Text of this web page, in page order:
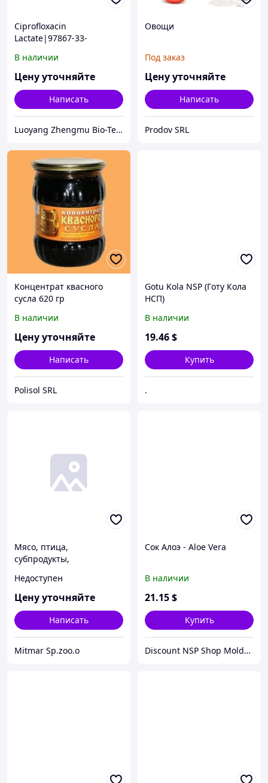
Ciprofloxacin
Lactate|97867-33-
В наличии
Цену уточняйте
Написать
Luoyang Zhengmu Bio-Tech Co.,Ltd.
Овощи
Под заказ
Цену уточняйте
Написать
Prodov SRL
Концентрат квасного
сусла 620 гр
В наличии
Цену уточняйте
Написать
Polisol SRL
Gotu Kola NSP (Гoту Кола
НСП)
В наличии
19.46$
Купить
.
Мясо, птица,
субпродукты,
Недоступен
Цену уточняйте
Написать
Mitmar Sp.zoo.o
Сок Алоэ - Aloe Vera
В наличии
21.15$
Купить
Discount NSP Shop Moldova